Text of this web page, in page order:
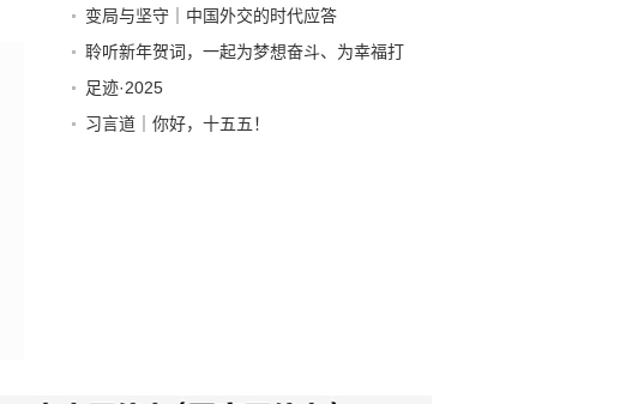
变局与坚守｜中国外交的时代应答
聆听新年贺词，一起为梦想奋斗、为幸福打
拼！
足迹·2025
习言道｜你好，十五五！